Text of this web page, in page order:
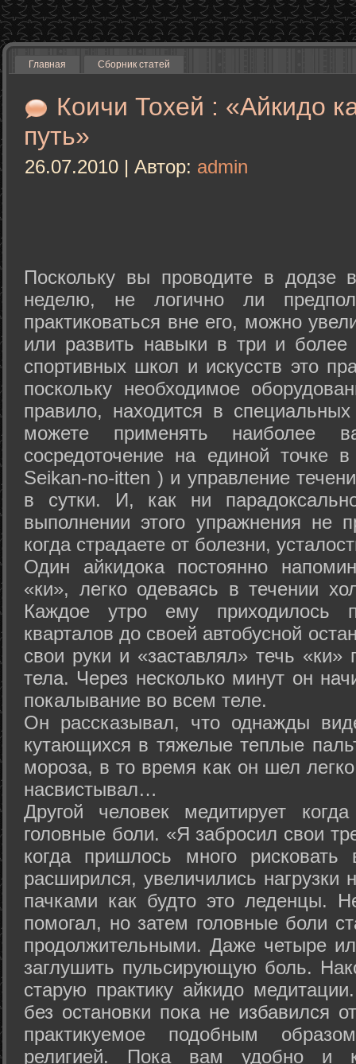
Главная Сборник статей
Коичи Тохей : «Айкидо
путь»
26.07.2010 | Автор: admin
Поскольку вы проводите в додзе
неделю, не логично ли
практиковаться вне его, можно
или развить навыки в три и
спортивных школ и искусств это
поскольку необходимое
правило, находится в
можете применять наиболее
сосредоточение на единой точке
Seikan-­no-­itten ) и управление
в сутки. И, как ни
выполнении этого упражнения не
когда страдаете от болезни,
Один айкидока постоянно
«ки», легко одеваясь в течении
Каждое утро ему приходилось
кварталов до своей автобусной
свои руки и «заставлял» течь «ки»
тела. Через несколько минут он
покалывание во всем теле.
Он рассказывал, что однажды
кутающихся в тяжелые теплые
мороза, в то время как он шел
насвистывал…
Другой человек медитирует
головные боли. «Я забросил свои
когда пришлось много
расширился, увеличились нагрузки
пачками как будто это леденцы.
помогал, но затем головные боли
продолжительными. Даже четыре
заглушить пульсирующую боль.
старую практику айкидо
без остановки пока не избавился
практикуемое подобным
религией. Пока вам удобно и